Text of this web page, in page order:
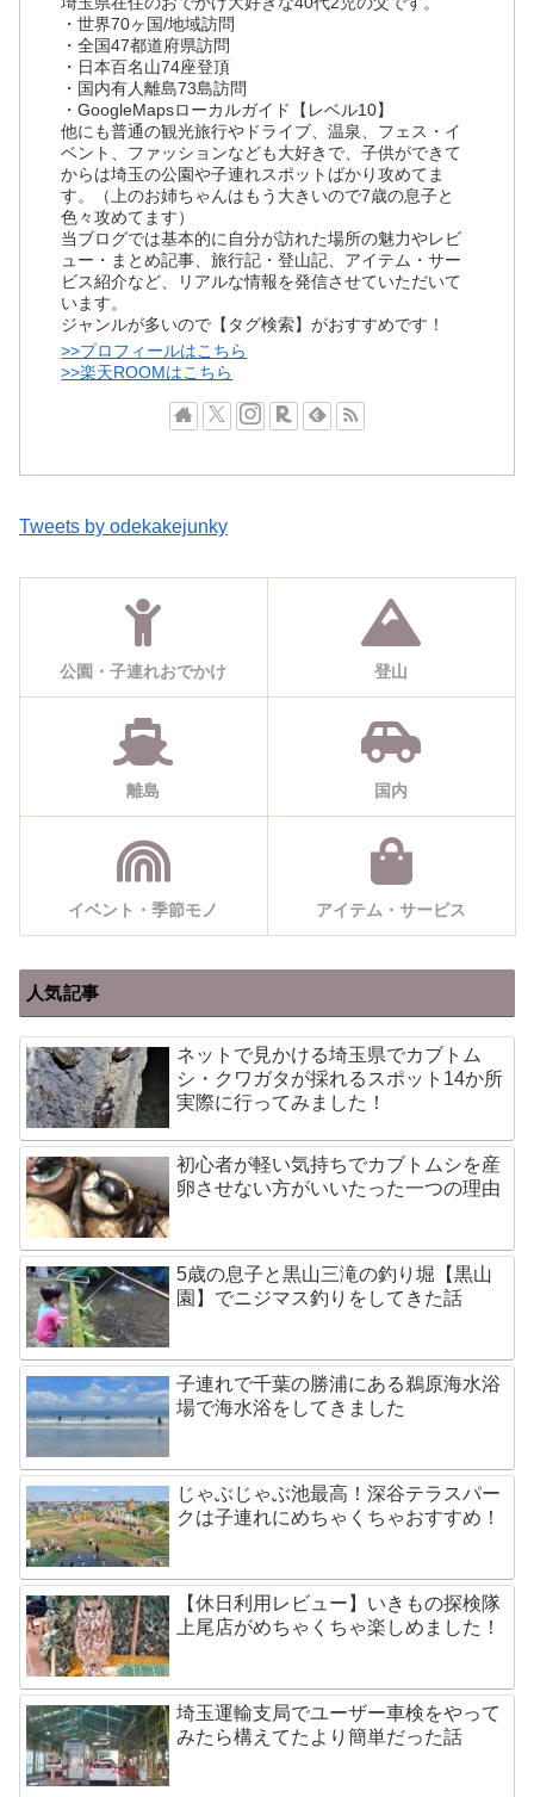
・世界70ヶ国/地域訪問
・全国47都道府県訪問
・日本百名山74座登頂
・国内有人離島73島訪問
・GoogleMapsローカルガイド【レベル10】
他にも普通の観光旅行やドライブ、温泉、フェス・イ
ベント、ファッションなども大好きで、子供ができて
からは埼玉の公園や子連れスポットばかり攻めてま
す。（上のお姉ちゃんはもう大きいので7歳の息子と
色々攻めてます）
当ブログでは基本的に自分が訪れた場所の魅力やレビ
ュー・まとめ記事、旅行記・登山記、アイテム・サー
ビス紹介など、リアルな情報を発信させていただいて
います。
ジャンルが多いので【タグ検索】がおすすめです！
>>プロフィールはこちら
>>楽天ROOMはこちら
Tweets by odekakejunky
公園・子連れおでかけ 登山
離島 国内
イベント・季節モノ アイテム・サービス
人気記事
ネットで見かける埼玉県でカブトム
シ・クワガタが採れるスポット14か所
実際に行ってみました！
初心者が軽い気持ちでカブトムシを産
卵させない方がいいたった一つの理由
5歳の息子と黒山三滝の釣り堀【黒山
園】でニジマス釣りをしてきた話
子連れで千葉の勝浦にある鵜原海水浴
場で海水浴をしてきました
じゃぶじゃぶ池最高！深谷テラスパー
クは子連れにめちゃくちゃおすすめ！
【休日利用レビュー】いきもの探検隊
上尾店がめちゃくちゃ楽しめました！
埼玉運輸支局でユーザー車検をやって
みたら構えてたより簡単だった話